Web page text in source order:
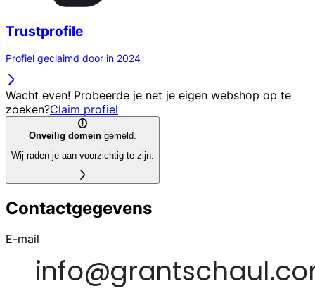
Trustprofile
Profiel geclaimd door in 2024
Wacht even! Probeerde je net je eigen webshop op te
zoeken?Claim profiel
Onveilig domein gemeld.
Wij raden je aan voorzichtig te zijn.
Contactgegevens
E-mail